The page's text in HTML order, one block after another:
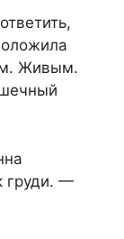
Живым.
груди. —